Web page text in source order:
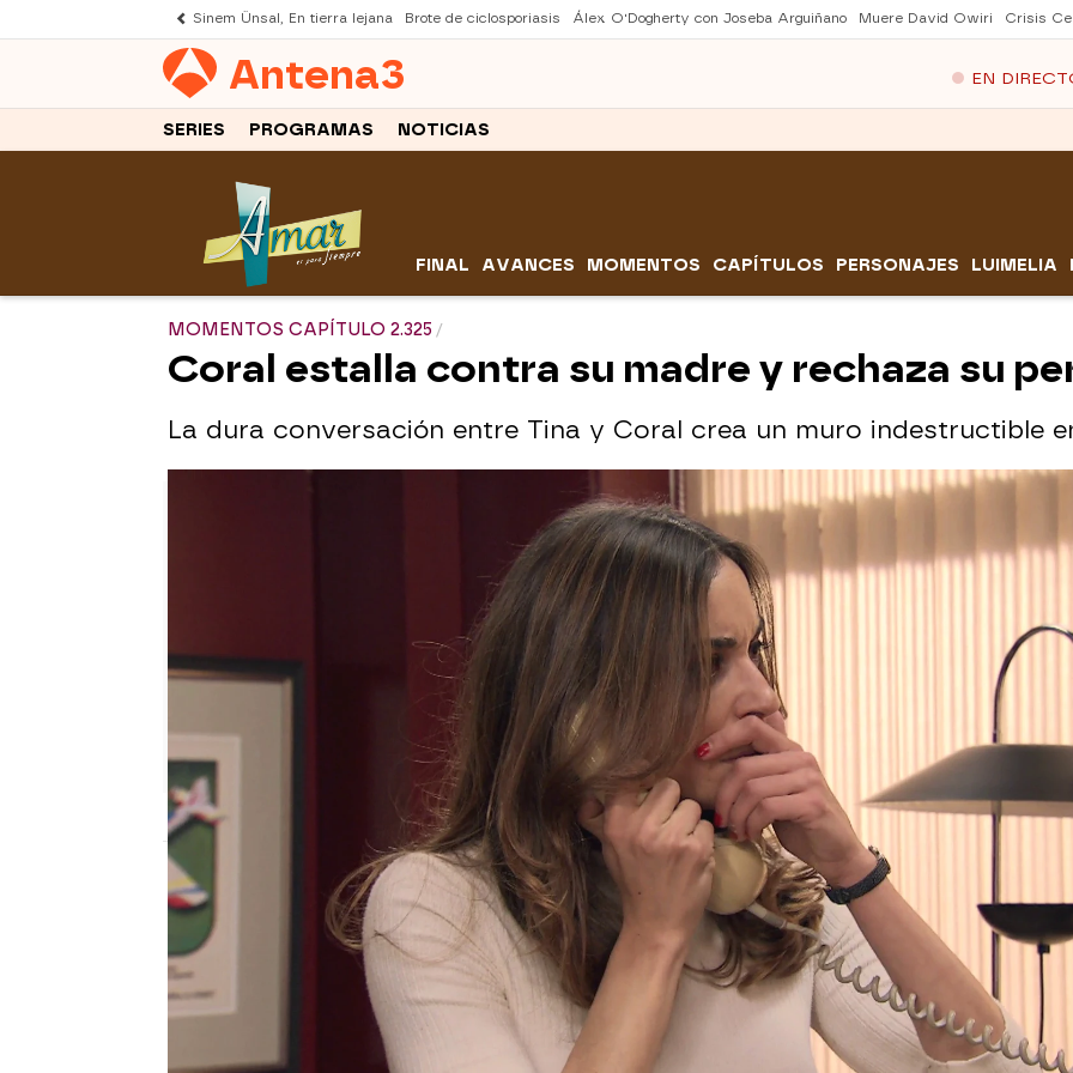
Sinem Ünsal, En tierra lejana Brote de ciclosporiasis Álex O'Dogherty con Joseba Arguiñano Muere David Owiri Crisis
Antena3 EN
SERIES PROGRAMAS NOTICIAS
FINAL AVANCES MOMENTOS CAPÍTULOS PERSONAJES LUIMELIA
MOMENTOS CAPÍTULO 2.325
Coral estalla contra su madre y rechaza su
La dura conversación entre Tina y Coral crea un muro indestructible
antena3.com
Madrid
Publicado: 15 de marzo de 2022, 17:29
WhatsappFacebook
“Coral, hija, estoy muy enferma”. Con estas palabras,Tina
ha dirigido a
Coral para intentar explicarle
por qué huyó con el
dinero de Garlo
, pero ella no está dispuesta a escuchar más